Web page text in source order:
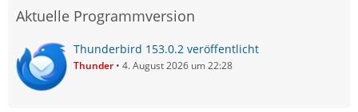
Aktuelle Programmversion
Thunderbird 153.0.2 veröffentlicht
Thunder 4. August 2026 um 22:28